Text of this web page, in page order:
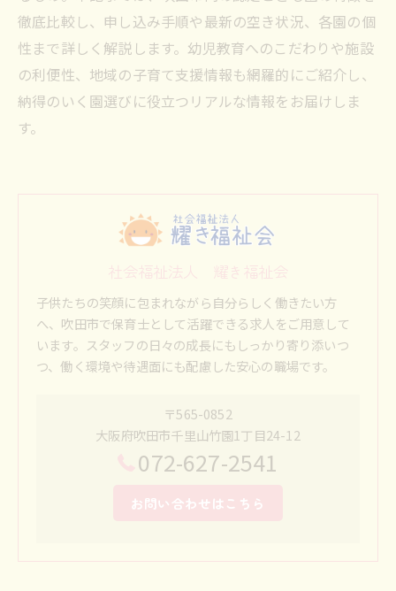
徹底比較し、申し込み手順や最新の空き状況、各園の個
性まで詳しく解説します。幼児教育へのこだわりや施設
の利便性、地域の子育て支援情報も網羅的にご紹介し、
納得のいく園選びに役立つリアルな情報をお届けしま
す。
社会福祉法人 耀き福祉会
子供たちの笑顔に包まれながら自分らしく働きたい方
へ、吹田市で保育士として活躍できる求人をご用意して
います。スタッフの日々の成長にもしっかり寄り添いつ
つ、働く環境や待遇面にも配慮した安心の職場です。
〒565-0852
大阪府吹田市千里山竹園1丁目24-12
072-627-2541
お問い合わせはこちら